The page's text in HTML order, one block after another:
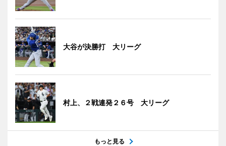
大谷が決勝打 大リーグ
村上、２戦連発２６号 大リーグ
もっと見る